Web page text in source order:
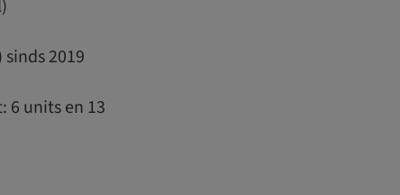
2019
6 units en 13